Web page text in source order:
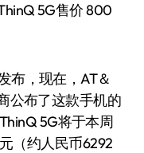
5G售价 800
，现在，AT＆
公布了这款手机的
5G将于本周
（约人民币6292